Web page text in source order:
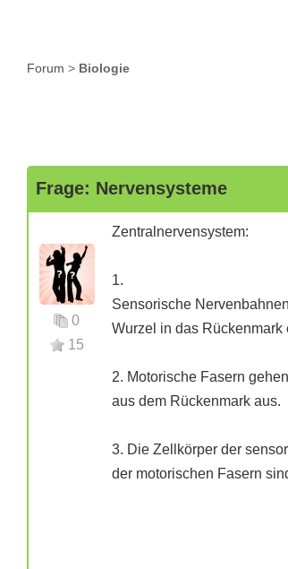
Forum > Biologie
Frage: Nervensysteme
0
15
Zentralnervensystem:
1.
Sensorische
Wurzel in das Rückenmark
2. Motorische Fasern
aus dem Rückenmark aus.
3. Die Zellkörper der
der motorischen Fasern